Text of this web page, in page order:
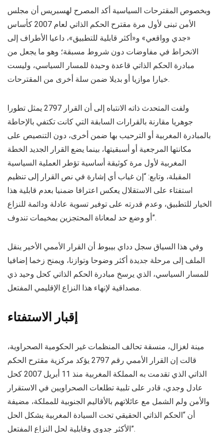
وبخصوص المقترحات السياسية أكد المصرح لهسبريس أن مجلس
الأمن تبنى لأول مرة مقترح الحكم الذاتي لعام 2007 كأساس
«جدي وواقعي» و«أكثر قابلية للتطبيق»، داعيا الأطراف إلى
الانخراط في مفاوضات دون شروط مسبقة؛ وهو ما يجعل من
مبادرة الحكم الذاتي قاعدة وحيدة للمسار السياسي، وليست
خيارا موازيا أو بديلا ضمن سلة أخرى من المقترحات.
ولفت المتحدث ذاته الانتباه إلى أن القرار 2797 يمثل تطورا
جوهريا مقارنة بالقرارات السابقة التي كانت تكتفي بالإحاطة
بالمبادرة المغربية أو الترحيب بها ضمن أخرى، دون التنصيص على
مكانتها المرجعية أو أسبقيتها، بينما يضع القرار الجديد الخطة
المغربية لأول مرة كوثيقة أساسية تؤطر العملية السياسية
المقبلة، وتابع: “إن غياب أي إشارة في نص القرار إلى تنظيم
استفتاء على الاستقلال يعكس اعترافا ضمنيا بعدم قابلية هذا
الخيار للتطبيق، وعدم قدرته على توفير تسوية عادلة ودائمة للنزاع
أو وضع حد لمعاناة المحتجزين بمخيمات تندوف”.
وفي هذا السياق سجل دداي بيبوط أن القرار الأممي الأخير ينقل
الملف إلى مرحلة جديدة أكثر وضوحا وتوازنا، ويمنح زخما إضافيا
للمسار السياسي، الذي يرسخ مبادرة الحكم الذاتي كحل وحيد ذي
مصداقية لإنهاء هذا النزاع الإقليمي المفتعل.
إقبار الاستفتاء
مينة لغزال، منسقة تحالف المنظمات غير الحكومية الصحراوية،
قالت إن القرار الأممي رقم 2797 يؤكد مركزية مقترح الحكم
الذاتي الذي تقدمت به المملكة المغربية منذ 11 أبريل 2007 كحل
عادل وجدي، قادر على تلبية تطلعات الصحراويين في الاستقرار
والأمن ولم الشمل مع عائلاتهم بالأقاليم الجنوبية للمملكة، مضيفة
أن “الحكم الذاتي الحقيقي تحت السيادة المغربية يشكل الحل
الأكثر جدوى وقابلية لحل النزاع المفتعل”.